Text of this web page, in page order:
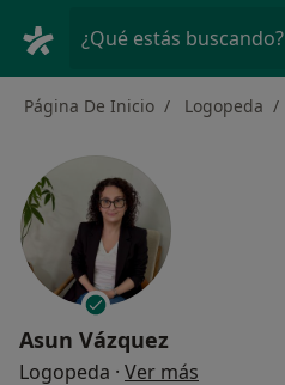
¿Qué estás buscando?
Página De Inicio Logopeda
Asun Vázquez
Logopeda · Ver más